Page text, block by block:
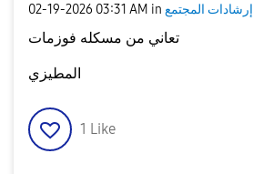
‎02-19-2026 03:31 AM in إرشادات المجتمع
تعاني من مسكله فوزمات
المطيزي
1 Like